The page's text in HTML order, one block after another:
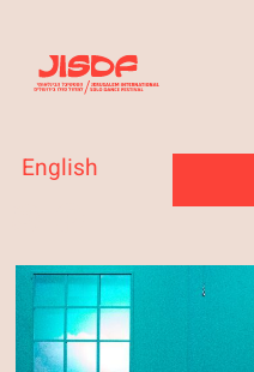
English